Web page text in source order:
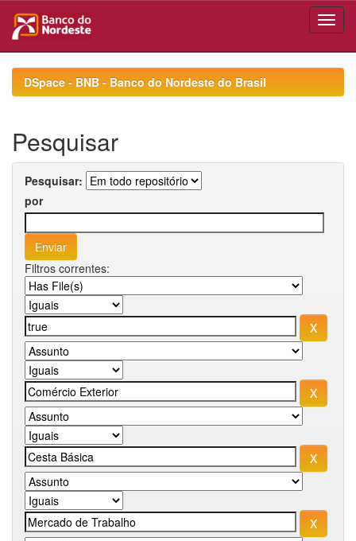
navigationDSpace - BNB - Banco do Nordeste do Brasil
Pesquisar
Pesquisar:
por
Filtros correntes: